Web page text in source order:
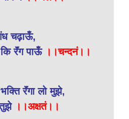
चढ़ाऊँ,
रॅंग पाऊँ ।।चन्दनं।।
रॅंगा लो मुझे,
।।अक्षतं।।